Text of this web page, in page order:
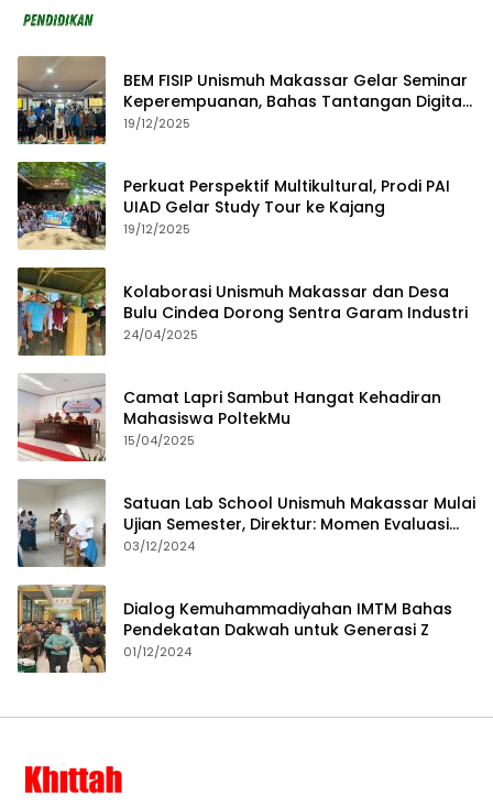
BEM FISIP Unismuh Makassar Gelar Seminar
Keperempuanan, Bahas Tantangan Digital
dan Budaya Lokal
19/12/2025
Perkuat Perspektif Multikultural, Prodi PAI
UIAD Gelar Study Tour ke Kajang
19/12/2025
Kolaborasi Unismuh Makassar dan Desa
Bulu Cindea Dorong Sentra Garam Industri
24/04/2025
Camat Lapri Sambut Hangat Kehadiran
Mahasiswa PoltekMu
15/04/2025
Satuan Lab School Unismuh Makassar Mulai
Ujian Semester, Direktur: Momen Evaluasi
Proses Pembelajaran
03/12/2024
Dialog Kemuhammadiyahan IMTM Bahas
Pendekatan Dakwah untuk Generasi Z
01/12/2024